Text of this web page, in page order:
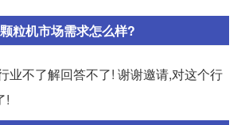
粒机市场需求怎么样?
业不了解回答不了! 谢谢邀请,对这个行
!